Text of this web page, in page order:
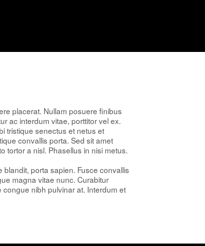
placerat. Nullam posuere finibus
ac interdum vitae, porttitor vel ex.
tristique senectus et netus et
convallis porta. Sed sit amet
tortor a nisl. Phasellus in nisi metus.
blandit, porta sapien. Fusce convallis
magna vitae nunc. Curabitur
congue nibh pulvinar at. Interdum et